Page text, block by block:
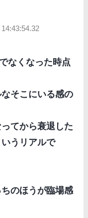
なくなった時点
そこにいる感の
てから衰退した
うリアルで
のほうが臨場感